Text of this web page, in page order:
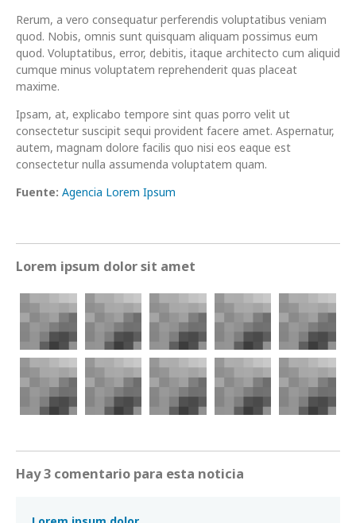
Rerum, a vero consequatur perferendis voluptatibus veniam
quod. Nobis, omnis sunt quisquam aliquam possimus eum
quod. Voluptatibus, error, debitis, itaque architecto cum aliquid
cumque minus voluptatem reprehenderit quas placeat
maxime.
Ipsam, at, explicabo tempore sint quas porro velit ut
consectetur suscipit sequi provident facere amet. Aspernatur,
autem, magnam dolore facilis quo nisi eos eaque est
consectetur nulla assumenda voluptatem quam.
Fuente: Agencia Lorem Ipsum
Lorem ipsum dolor sit amet
Hay 3 comentario para esta noticia